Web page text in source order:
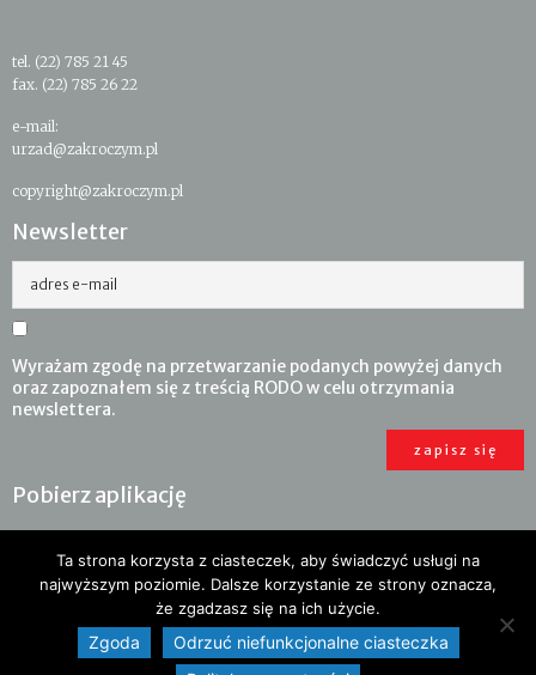
tel. (22) 785 21 45
fax. (22) 785 26 22
e-mail:
urzad@zakroczym.pl
copyright@zakroczym.pl
Newsletter
adres e-mail
Wyrażam zgodę na przetwarzanie podanych powyżej danych
oraz zapoznałem się z treścią RODO w celu otrzymania
newslettera.
Pobierz aplikację
Ta strona korzysta z ciasteczek, aby świadczyć usługi na
najwyższym poziomie. Dalsze korzystanie ze strony oznacza,
że zgadzasz się na ich użycie.
Zgoda
Odrzuć niefunkcjonalne ciasteczka